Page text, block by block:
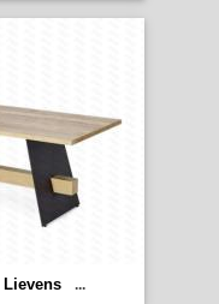
Lievens ...